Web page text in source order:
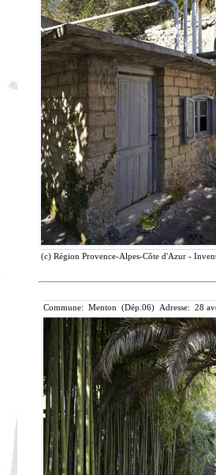
(c) Région Provence-Alpes-Côte d'Azur -
Commune: Menton (Dép.06) Adresse: 28